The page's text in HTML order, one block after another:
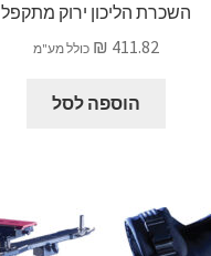
השכרת הליכון ירוק מתקפל
₪ 411.82 כולל מע"מ
הוספה לסל